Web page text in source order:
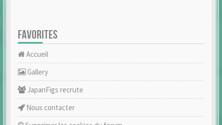
FAVORITES
Accueil
Gallery
JapanFigs recrute
Nous contacter